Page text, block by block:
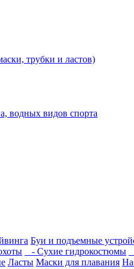
трубки и ластов)
водных видов спорта
Буи и подъемные
- Сухие гидрокостюмы
Ласты Маски для плавания